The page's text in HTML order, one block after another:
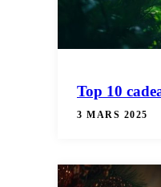
Top 10
3 MARS 2025